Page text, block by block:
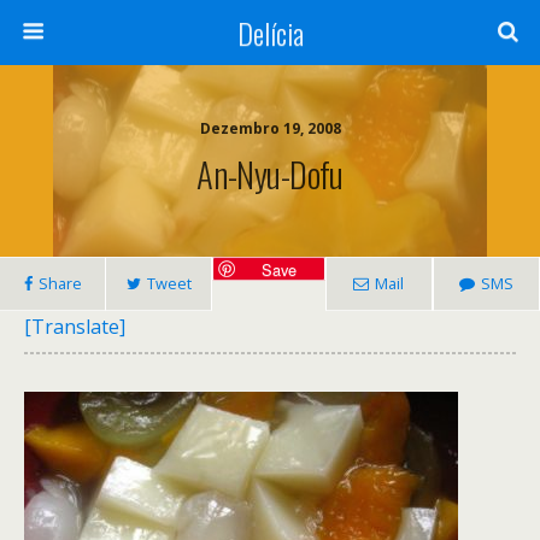
Delícia
Dezembro 19, 2008
An-Nyu-Dofu
Share Tweet
Save
Mail SMS
[Translate]